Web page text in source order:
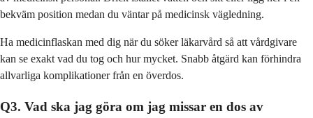
bekväm position medan du väntar på medicinsk vägledning.
Ha medicinflaskan med dig när du söker läkarvård så att vårdgivare
kan se exakt vad du tog och hur mycket. Snabb åtgärd kan förhindra
allvarliga komplikationer från en överdos.
Q3. Vad ska jag göra om jag missar en dos av